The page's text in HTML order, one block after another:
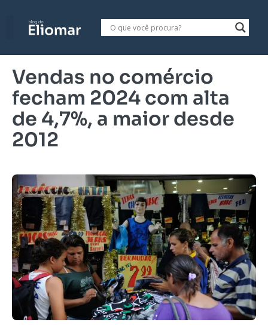
Vendas no comércio
fecham 2024 com alta
de 4,7%, a maior desde
2012